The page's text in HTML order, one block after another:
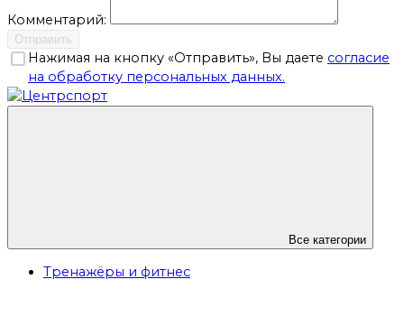
Комментарий:
Отправить
Нажимая на кнопку «Отправить», Вы даете согласие
на обработку персональных данных.
Все категории
Тренажёры и фитнес